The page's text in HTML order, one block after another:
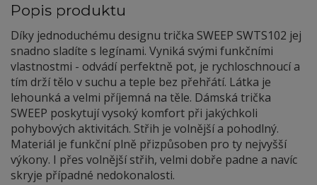
Popis produktu
Díky jednoduchému designu trička SWEEP SWTS102 jej
snadno sladíte s legínami. Vyniká svými funkčními
vlastnostmi - odvádí perfektně pot, je rychloschnoucí a
tím drží tělo v suchu a teple bez přehřátí. Látka je
lehounká a velmi příjemná na těle. Dámská trička
SWEEP poskytují vysoký komfort při jakýchkoli
pohybových aktivitách. Střih je volnější a pohodlný.
Materiál je funkční plně přizpůsoben pro ty nejvyšší
výkony. I přes volnější střih, velmi dobře padne a navíc
skryje případné nedokonalosti.